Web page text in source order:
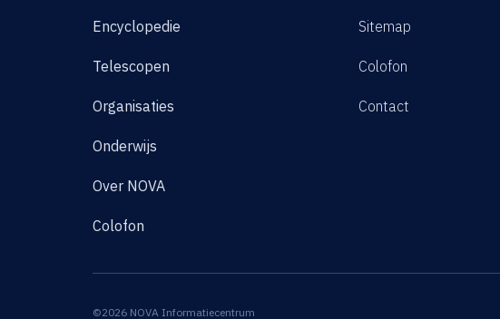
Encyclopedie
Telescopen
Organisaties
Onderwijs
Over NOVA
Colofon
Sitemap
Colofon
Contact
©2026 NOVA Informatiecentrum